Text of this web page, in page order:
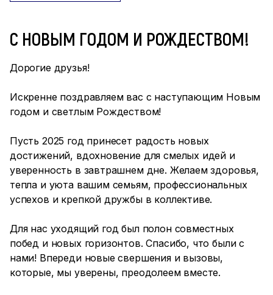
С НОВЫМ ГОДОМ И РОЖДЕСТВОМ!
Дорогие друзья!
Искренне поздравляем вас с наступающим Новым
годом и светлым Рождеством!
Пусть 2025 год принесет радость новых
достижений, вдохновение для смелых идей и
уверенность в завтрашнем дне. Желаем здоровья,
тепла и уюта вашим семьям, профессиональных
успехов и крепкой дружбы в коллективе.
Для нас уходящий год был полон совместных
побед и новых горизонтов. Спасибо, что были с
нами! Впереди новые свершения и вызовы,
которые, мы уверены, преодолеем вместе.